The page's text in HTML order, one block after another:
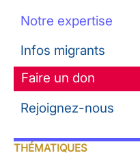
Notre expertise
Infos migrants
Faire un don
Rejoignez-nous
THÉMATIQUES